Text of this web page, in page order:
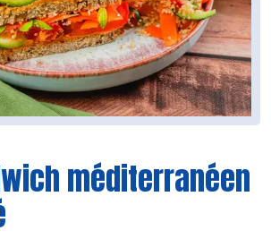
méditerranéen